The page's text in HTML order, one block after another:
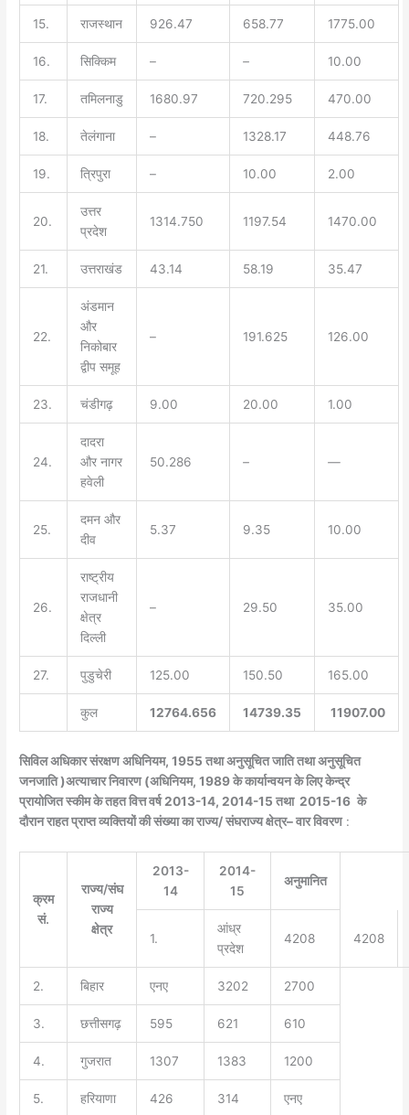
15. राजस्थान 926.47 658.77 1775.00
16. सिक्किम – – 10.00
17. तमिलनाडु 1680.97 720.295 470.00
18. तेलंगाना – 1328.17 448.76
19. त्रिपुरा – 10.00 2.00
20.
उत्तर
प्रदेश
1314.750 1197.54 1470.00
21. उत्तराखंड 43.14 58.19 35.47
22.
अंडमान
और
निकोबार
द्वीप समूह
– 191.625 126.00
23. चंडीगढ़ 9.00 20.00 1.00
24.
दादरा
और नागर
हवेली
50.286 – —
25.
दमन और
दीव
5.37 9.35 10.00
26.
राष्ट्रीय
राजधानी
क्षेत्र
दिल्ली
– 29.50 35.00
27. पुडुचेरी 125.00 150.50 165.00
कुल 12764.656 14739.35 11907.00
सिविल अधिकार संरक्षण अधिनियम, 1955तथा अनुसूचित जाति तथा अनुसूचित
जनजाति(अत्याचार निवारण)अधिनियम, 1989के कार्यान्वयन के लिए केन्द्र
प्रायोजित स्कीम के तहत वित्त वर्ष2013-14, 2014-15तथा 2015-16 के
दौरान राहत प्राप्त व्यक्तियों की संख्या का राज्य/संघराज्य क्षेत्र–वार विवरण:
क्रम
सं.
राज्य/संघ
राज्य
क्षेत्र
2013-
14
2014-
15
अनुमानित
1.
आंध्र
प्रदेश
4208 4208
2. बिहार एनए 3202 2700
3. छत्तीसगढ़ 595 621 610
4. गुजरात 1307 1383 1200
5. हरियाणा 426 314 एनए